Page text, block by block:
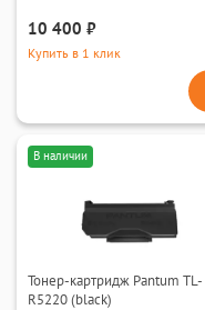
10 400 ₽
Купить в 1 клик
В наличии
Тонер-картридж Pantum TL-
R5220 (black)